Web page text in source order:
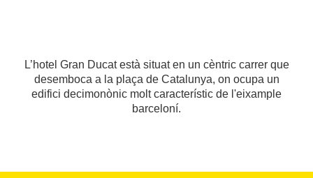
L’hotel Gran Ducat està situat en un cèntric carrer que
desemboca a la plaça de Catalunya, on ocupa un
edifici decimonònic molt característic de l'eixample
barceloní.